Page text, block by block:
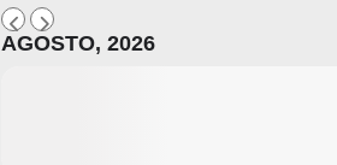
AGOSTO, 2026